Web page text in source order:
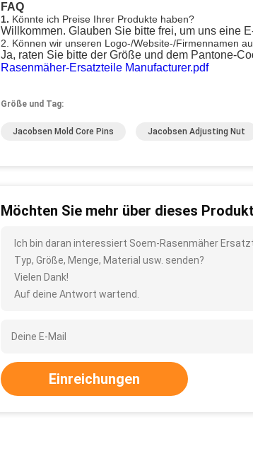
FAQ
1. Könnte ich Preise Ihrer Produkte haben?
Willkommen. Glauben Sie bitte frei, um uns eine
2. Können wir unseren Logo-/Website-/Firmennamen
Ja, raten Sie bitte der Größe und dem Pantone-
Rasenmäher-Ersatzteile Manufacturer.pdf
Größe und Tag:
Jacobsen Mold Core Pins Jacobsen Adjusting Nut
Möchten Sie mehr über dieses
Ich bin daran interessiert Soem-Rasenmäher
Typ, Größe, Menge, Material usw. senden?
Vielen Dank!
Auf deine Antwort wartend.
Einreichungen